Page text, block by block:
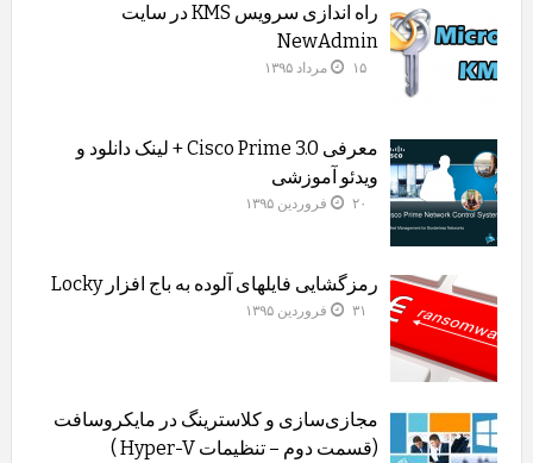
راه اندازی سرویس KMS در سایت
NewAdmin
۱۵ مرداد ۱۳۹۵
معرفی Cisco Prime 3.0 + لینک دانلود و
ویدئو آموزشی
۲۰ فروردین ۱۳۹۵
رمزگشایی فایلهای آلوده به باج افزار Locky
۳۱ فروردین ۱۳۹۵
مجازی‌سازی و کلاسترینگ‌ در مایکروسافت
(قسمت دوم – تنظیمات Hyper-V )